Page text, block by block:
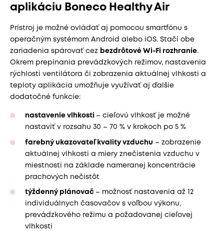
aplikáciu Boneco Healthy Air
Prístroj je možné ovládať aj pomocou smartfónu s
operačným systémom Android alebo iOS. Stačí obe
zariadenia spárovať cez bezdrôtové Wi-Fi rozhranie.
Okrem prepínania prevádzkových režimov, nastavenia
rýchlosti ventilátora či zobrazenia aktuálnej vlhkosti a
teploty aplikácia umožňuje využívať aj ďalšie
dodatočné funkcie:
nastavenie vlhkosti – cieľovú vlhkosť je možné
nastaviť v rozsahu 30 – 70 % v krokoch po 5 %
farebný ukazovateľ kvality vzduchu – zobrazenie
aktuálnej vlhkosti a miery znečistenia vzduchu v
miestnosti na základe nameranej koncentrácie
prachových nečistôt
týždenný plánovač – možnosť nastavenia až 12
individuálnych časovačov s voľbou výkonu,
prevádzkového režimu a požadovanej cieľovej
vlhkosti